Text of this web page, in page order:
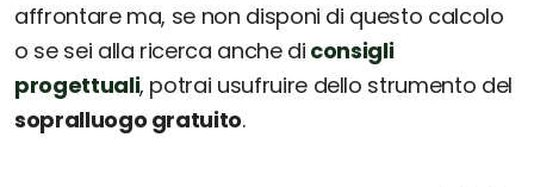
affrontare ma, se non disponi di questo calcolo
o se sei alla ricerca anche di consigli
progettuali, potrai usufruire dello strumento del
sopralluogo gratuito.